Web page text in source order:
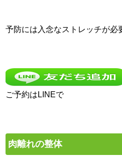
予防には入念なストレッチが必
ご予約はLINEで
肉離れの整体